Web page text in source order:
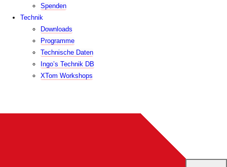
Spenden
Technik
Downloads
Programme
Technische Daten
Ingo’s Technik DB
XTom Workshops